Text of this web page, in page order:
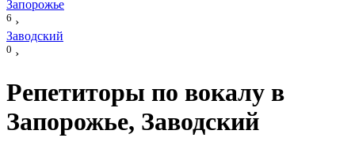
Запорожье
6 ›
Заводский
0 ›
Репетиторы по вокалу в
Запорожье, Заводский